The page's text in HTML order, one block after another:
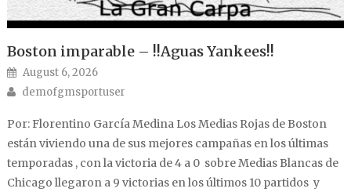
Boston imparable – !!Aguas Yankees!!
Posted on
August 6, 2026
Author
demofgmsportuser
Por: Florentino García Medina Los Medias Rojas de Boston
están viviendo una de sus mejores campañas en los últimas
temporadas , con la victoria de 4 a 0 sobre Medias Blancas de
Chicago llegaron a 9 victorias en los últimos 10 partidos y